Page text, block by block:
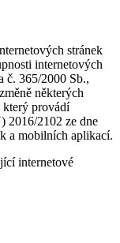
stránek
internetových
č. 365/2000 Sb.,
některých
který provádí
2016/2102 ze dne
a mobilních aplikací.
internetové